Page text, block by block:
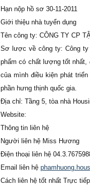
Hạn nộp hồ sơ 30-11-2011
Giới thiệu nhà tuyển dụng
Tên công ty: CÔNG TY CP
Sơ lược về công ty: Công ty
phẩm có chất lượng tốt nhất,
của mình điều kiện phát
phần hưng thịnh quốc gia.
Địa chỉ: Tầng 5, tòa nhà
Website:
Thông tin liên hệ
Người liên hệ Miss Hương
Điện thoại liên hệ
Email liên hệ
Cách liên hệ tốt nhất Trực tiếp